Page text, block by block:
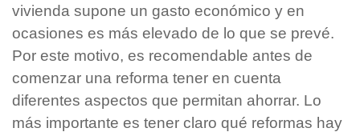
vivienda supone un gasto económico y en
ocasiones es más elevado de lo que se prevé.
Por este motivo, es recomendable antes de
comenzar una reforma tener en cuenta
diferentes aspectos que permitan ahorrar. Lo
más importante es tener claro qué reformas hay